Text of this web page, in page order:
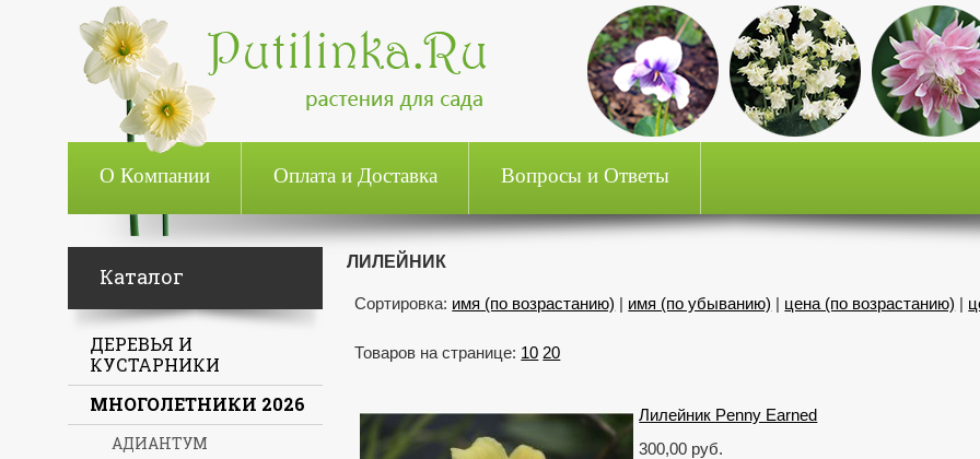
О Компании Оплата и Доставка Вопросы и Ответы
ЛИЛЕЙНИК
Сортировка: имя (по возрастанию) имя (по убыванию) цена (по возрастанию)
Товаров на странице: 10 20
Лилейник Penny Earned
300,00 руб.
Каталог
ДЕРЕВЬЯ И
КУСТАРНИКИ
МНОГОЛЕТНИКИ 2026
АДИАНТУМ